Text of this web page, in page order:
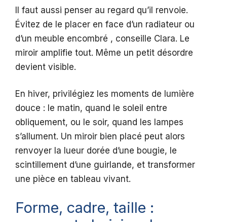
Il faut aussi penser au regard qu’il renvoie.
Évitez de le placer en face d’un radiateur ou
d’un meuble encombré , conseille Clara. Le
miroir amplifie tout. Même un petit désordre
devient visible.
En hiver, privilégiez les moments de lumière
douce : le matin, quand le soleil entre
obliquement, ou le soir, quand les lampes
s’allument. Un miroir bien placé peut alors
renvoyer la lueur dorée d’une bougie, le
scintillement d’une guirlande, et transformer
une pièce en tableau vivant.
Forme, cadre, taille :